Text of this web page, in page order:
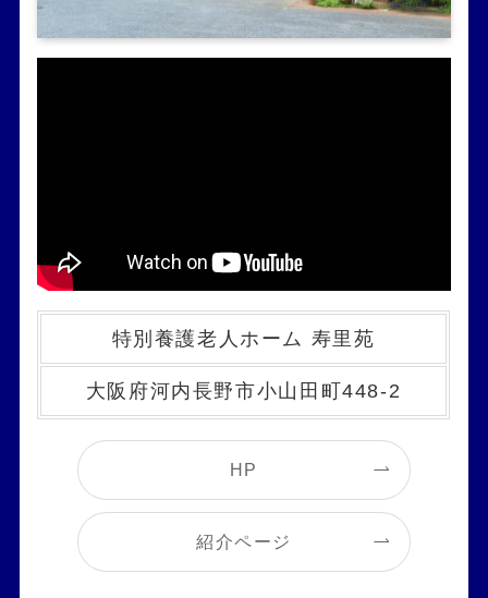
特別養護老人ホーム 寿里苑
大阪府河内長野市小山田町448-2
HP
紹介ページ